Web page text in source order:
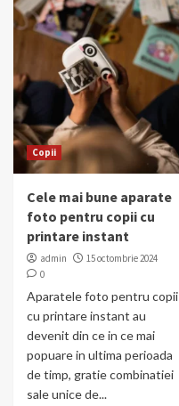
Copii
Cele mai bune aparate
foto pentru copii cu
printare instant
admin
15 octombrie 2024
0
Aparatele foto pentru copii
cu printare instant au
devenit din ce in ce mai
popuare in ultima perioada
de timp, gratie combinatiei
sale unice de...